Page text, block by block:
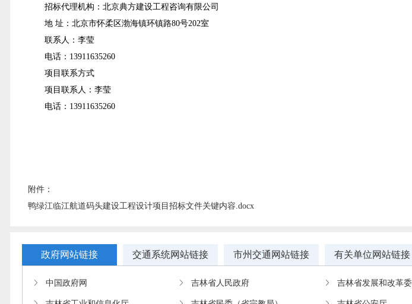
招标代理机构：北京典方建设工程咨询有限公司
地 址：北京市怀柔区渤海镇环镇路80号202室
联系人：李莹
电话：13911635260
项目联系方式
项目联系人：李莹
电话：13911635260
附件：
鸭绿江临江航道码头建设工程设计项目招标文件关键内容.docx
政府网站链接 交通系统网站链接 市州交通网站链接 有关单位网站链接
中国政府网 吉林省人民政府 吉林省发展和改革